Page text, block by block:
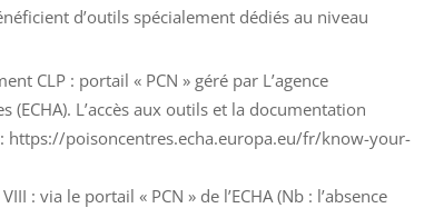
d’outils spécialement dédiés au niveau
CLP : portail « PCN » géré par L’agence
L’accès aux outils et la documentation
https://poisoncentres.echa.europa.eu/fr/know-your-
: via le portail « PCN » de l’ECHA (Nb : l’absence